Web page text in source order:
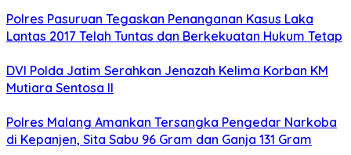
Polres Pasuruan Tegaskan Penanganan Kasus Laka
Lantas 2017 Telah Tuntas dan Berkekuatan Hukum Tetap
DVI Polda Jatim Serahkan Jenazah Kelima Korban KM
Mutiara Sentosa II
Polres Malang Amankan Tersangka Pengedar Narkoba
di Kepanjen, Sita Sabu 96 Gram dan Ganja 131 Gram